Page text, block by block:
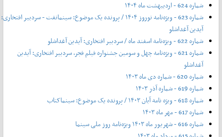
شماره 624 - اردیبهشت ماه ۱۴۰۴
شماره 623 - ویژه‌نامه نوروز ۱۴۰۴ / پرونده یک موضوع: سینمانفت - سردبیر افتخاری:
آیدین آغداشلو
شماره 622 - ویژه‌نامه اسفند ماه / سردبیر افتخاری: آیدین آغداشلو
شماره 621 - ویژه‌نامه چهل‌ و‌ سومین جشنواره فیلم فجر، سردبیر افتخاری: آیدین
آغداشلو
شماره 620 - شماره دی ماه ۱۴۰۳
شماره 619 - شماره آذر ۱۴۰۳
شماره 618 - ویژه نامه آبان ۱۴۰۳ / پرونده یک موضوع: سینماکتاب
شماره 617 - مهر ماه ۱۴۰۳
شماره 616 - شهریور ماه ۱۴۰۳ ویژه‌نامه روز ملی سینما